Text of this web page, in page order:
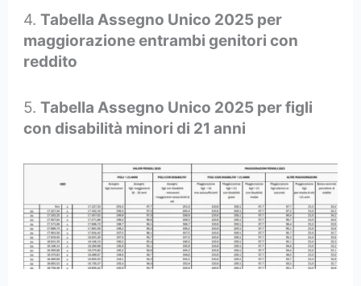
4.Tabella Assegno Unico 2025 per
maggiorazione entrambi genitori con
reddito
5.Tabella Assegno Unico 2025 per figli
con disabilità minori di 21 anni